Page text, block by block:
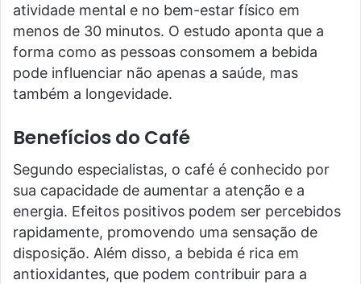
atividade mental e no bem-estar físico em
menos de 30 minutos. O estudo aponta que a
forma como as pessoas consomem a bebida
pode influenciar não apenas a saúde, mas
também a longevidade.
Benefícios do Café
Segundo especialistas, o café é conhecido por
sua capacidade de aumentar a atenção e a
energia. Efeitos positivos podem ser percebidos
rapidamente, promovendo uma sensação de
disposição. Além disso, a bebida é rica em
antioxidantes, que podem contribuir para a